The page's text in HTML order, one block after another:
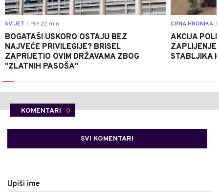
SVIJET Pre 22 min
BOGATAŠI USKORO OSTAJU BEZ
NAJVEĆE PRIVILEGIJE? BRISEL
ZAPRIJETIO OVIM DRŽAVAMA ZBOG
"ZLATNIH PASOŠA"
CRNA HRONIKA
AKCIJA
STABLJIKA
KOMENTARI 0
SVI KOMENTARI
Upiši ime